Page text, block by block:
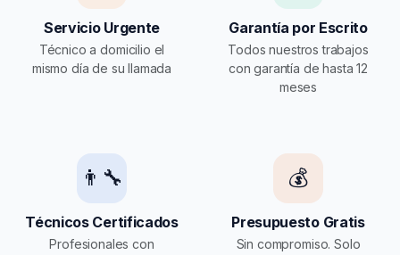
Servicio Urgente
Técnico a domicilio el
mismo día de su llamada
Garantía por Escrito
Todos nuestros trabajos
con garantía de hasta 12
meses
👨‍🔧
Técnicos Certificados
Profesionales con
💰
Presupuesto Gratis
Sin compromiso. Solo